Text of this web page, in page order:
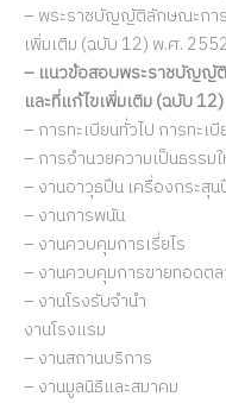
– พระราชบัญญัติลักษณะกา
เพิ่มเติม (ฉบับ 12) พ.ศ.
– แนวข้อสอบพระราชบัญญั
และที่แก้ไขเพิ่มเติม (ฉบับ
– การทะเบียนทั่วไป การทะ
– การอำนวยความเป็นธรรม
– งานอาวุธปืน เครื่องกระสุ
– งานการพนัน
– งานควบคุมการเรี่ยไร
– งานควบคุมการขายทอดต
– งานโรงรับจำนำ
งานโรงแรม
– งานสถานบริการ
– งานมูลนิธิและสมาคม